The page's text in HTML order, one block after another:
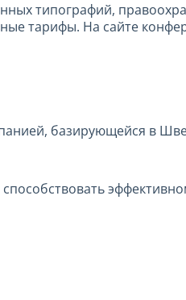
типографий,
тарифы. На сайте
базирующейся в